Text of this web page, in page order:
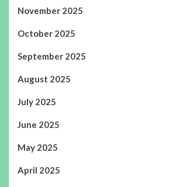
November 2025
October 2025
September 2025
August 2025
July 2025
June 2025
May 2025
April 2025